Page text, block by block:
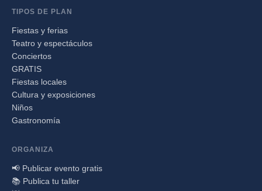
TIPOS DE PLAN
Fiestas y ferias
Teatro y espectáculos
Conciertos
GRATIS
Fiestas locales
Cultura y exposiciones
Niños
Gastronomía
ORGANIZA
📢 Publicar evento gratis
📚 Publica tu taller